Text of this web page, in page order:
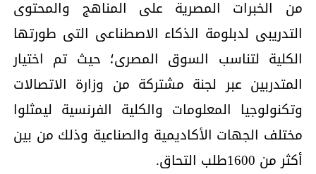
من الخبرات المصرية على المناهج والمحتوى
التدريبى لدبلومة الذكاء الاصطناعى التى طورتها
الكلية لتناسب السوق المصرى؛ حيث تم اختيار
المتدربين عبر لجنة مشتركة من وزارة الاتصالات
وتكنولوجيا المعلومات والكلية الفرنسية ليمثلوا
مختلف الجهات الأكاديمية والصناعية وذلك من بين
أكثر من 1600طلب التحاق.